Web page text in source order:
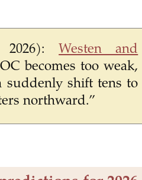
2026): Westen and
becomes too weak,
suddenly shift tens to
northward.”